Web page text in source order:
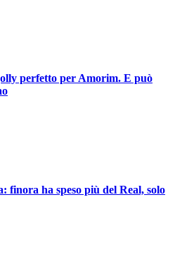
perfetto per Amorim. E può
finora ha speso più del Real, solo